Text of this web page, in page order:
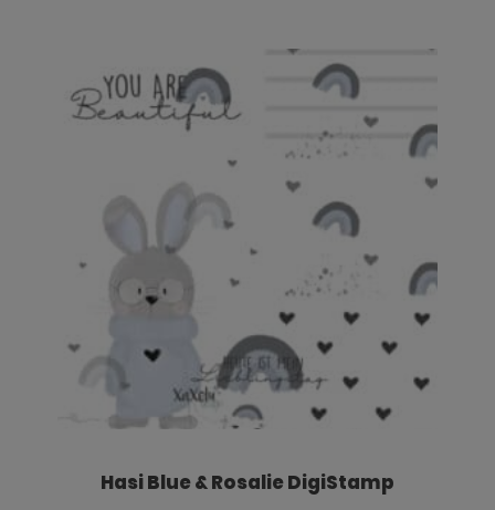
Hasi Blue & Rosalie DigiStamp